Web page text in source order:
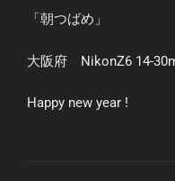
「朝つばめ」
大阪府 NikonZ6 14-
Happy new year !